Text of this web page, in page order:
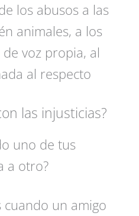
los abusos a las
animales, a los
voz propia, al
al respecto
las injusticias?
uno de tus
a otro?
cuando un amigo